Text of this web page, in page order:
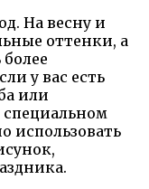
На весну и
оттенки, а
у вас есть
или
использовать